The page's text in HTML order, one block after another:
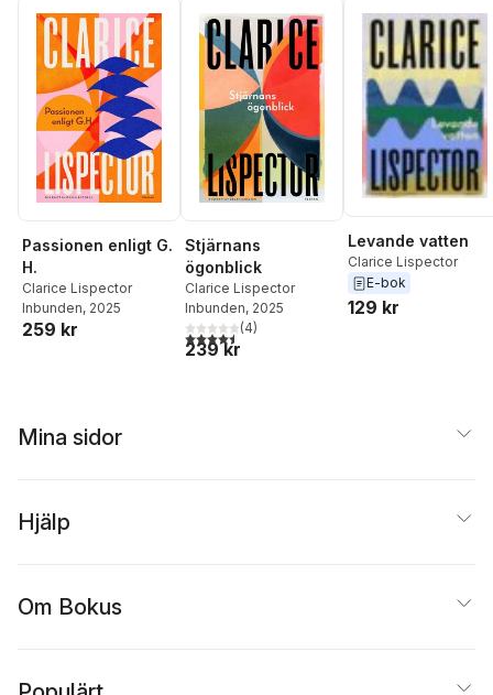
Passionen enligt G.
H.
Clarice Lispector
Inbunden, 2025
259 kr
Stjärnans
ögonblick
Clarice Lispector
Inbunden, 2025
4,5utav 5 stjärnor. Totalt antal röster:
(4)
239 kr
Levande vatten
Clarice Lispector
E-bok
129 kr
Mina sidor
Hjälp
Om Bokus